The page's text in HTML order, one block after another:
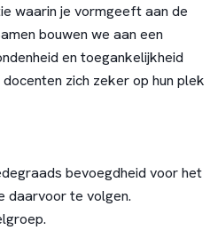
waarin je vormgeeft aan de
bouwen we aan een
en toegankelijkheid
zich zeker op hun plek
bevoegdheid voor het
daarvoor te volgen.